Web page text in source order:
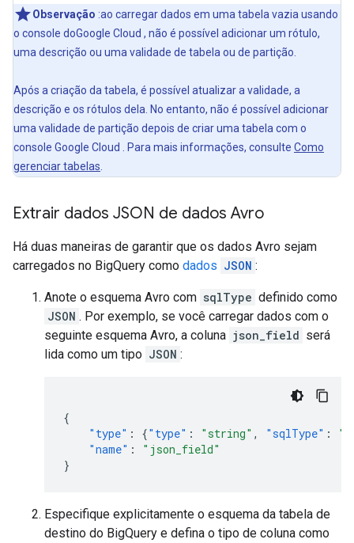
Observação :ao carregar dados em uma tabela vazia usando
o console doGoogle Cloud , não é possível adicionar um rótulo,
uma descrição ou uma validade de tabela ou de partição.
Após a criação da tabela, é possível atualizar a validade, a
descrição e os rótulos dela. No entanto, não é possível adicionar
uma validade de partição depois de criar uma tabela com o
console Google Cloud . Para mais informações, consulte Como
gerenciar tabelas
Extrair dados JSON de dados Avro
Há duas maneiras de garantir que os dados Avro sejam
carregados no BigQuery como dados JSON :
Anote o esquema Avro com sqlType definido como
JSON . Por exemplo, se você carregar dados com o
seguinte esquema Avro, a coluna json_field será
lida como um tipo JSON :
{
"type" : {"type" : "string" , "sqlType" :
"name" :
"json_field"
}
Especifique explicitamente o esquema da tabela de
destino do BigQuery e defina o tipo de coluna como